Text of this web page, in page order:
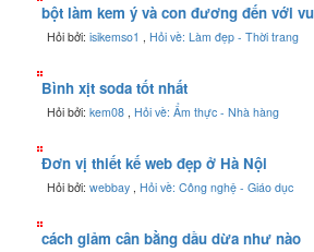
bột làm kem ý và con đương đến với
Hỏi bởi: isikemso1 Hỏi về: Làm đẹp - Thời trang
Bình xịt soda tốt nhất
Hỏi bởi: kem08 Hỏi về: Ẩm thực - Nhà hàng
Đơn vị thiết kế web đẹp ở Hà Nội
Hỏi bởi: webbay Hỏi về: Công nghệ - Giáo dục
cách giảm cân bằng dầu dừa như nào